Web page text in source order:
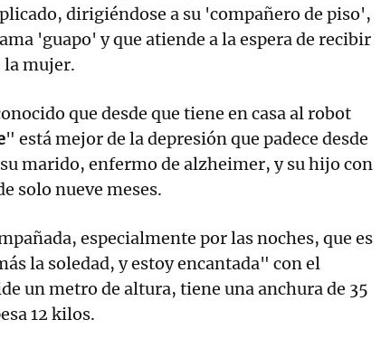
dirigiéndose a su 'compañero de piso',
'guapo' y que atiende a la espera de recibir
la mujer.
que desde que tiene en casa al robot
" está mejor de la depresión que padece desde
marido, enfermo de alzheimer, y su hijo con
solo nueve meses.
especialmente por las noches, que es
la soledad, y estoy encantada" con el
un metro de altura, tiene una anchura de 35
12 kilos.